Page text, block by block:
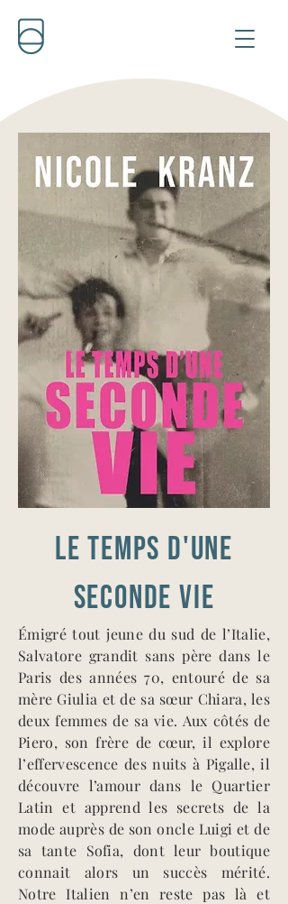
LE TEMPS D'UNE
SECONDE VIE
Émigré tout jeune du sud de l’Italie,
Salvatore grandit sans père dans le
Paris des années 70, entouré de sa
mère Giulia et de sa sœur Chiara, les
deux femmes de sa vie. Aux côtés de
Piero, son frère de cœur, il explore
l’effervescence des nuits à Pigalle, il
découvre l’amour dans le Quartier
Latin et apprend les secrets de la
mode auprès de son oncle Luigi et de
sa tante Sofia, dont leur boutique
connait alors un succès mérité.
Notre Italien n’en reste pas là et